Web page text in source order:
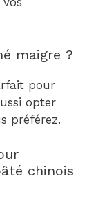
maigre ?
pour
opter
préférez.
chinois